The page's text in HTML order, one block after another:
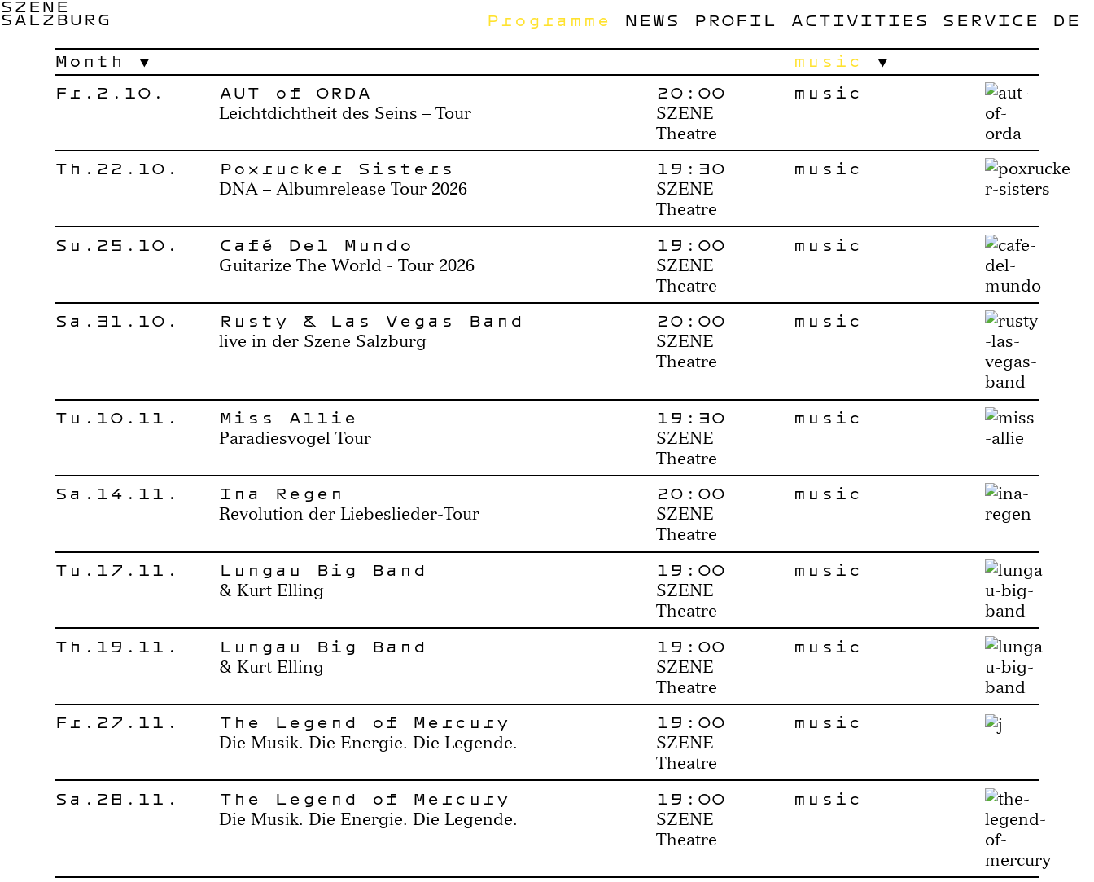
SZENE
SALZBURG Programme NEWS PROFIL ACTIVITIES SERVICE
DE
Month
music
Fr.2.10.
AUT of ORDA
Leichtdichtheit des Seins – Tour
20:00
SZENE
Theatre
music
Th.22.10. Poxrucker Sisters
DNA – Albumrelease Tour 2026
19:30
SZENE
Theatre
music
Su.25.10. Café Del Mundo
Guitarize The World - Tour 2026
19:00
SZENE
Theatre
music
Sa.31.10. Rusty & Las Vegas Band
live in der Szene Salzburg
20:00
SZENE
Theatre
music
Tu.10.11. Miss Allie
Paradiesvogel Tour
19:30
SZENE
Theatre
music
Sa.14.11. Ina Regen
Revolution der Liebeslieder-Tour
20:00
SZENE
Theatre
music
Tu.17.11. Lungau Big Band
& Kurt Elling
19:00
SZENE
Theatre
music
Th.19.11. Lungau Big Band
& Kurt Elling
19:00
SZENE
Theatre
music
Fr.27.11. The Legend of Mercury
Die Musik. Die Energie. Die Legende.
19:00
SZENE
Theatre
music
Sa.28.11. The Legend of Mercury
Die Musik. Die Energie. Die Legende.
19:00
SZENE
Theatre
music